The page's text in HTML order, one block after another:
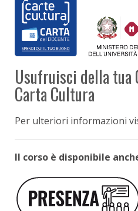
Usufruisci della tua
Carta Cultura
Per ulteriori informazioni
Il corso è disponibile